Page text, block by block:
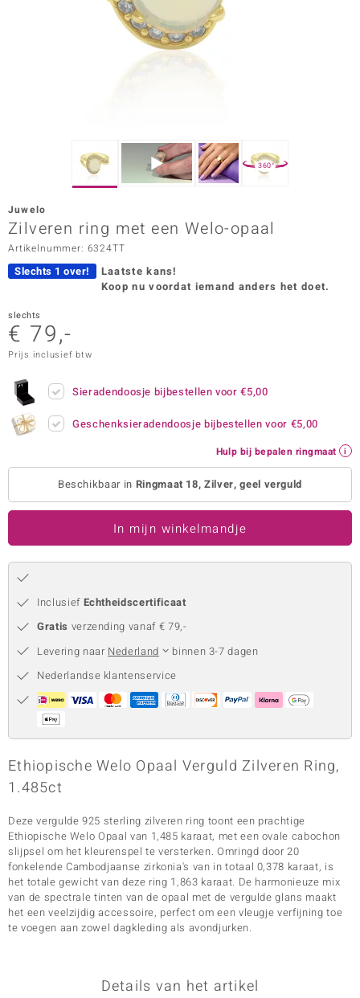
Vogue
in Italy
Paraíso
Collection
360°
Juwelo
Zilveren ring met een Welo-opaal
Artikelnummer: 6324TT
Slechts 1 over!
Laatste kans!
Koop nu voordat iemand anders het doet.
slechts
€ 79,-
Prijs inclusief btw
Sieradendoosje bijbestellen voor€5,00
Geschenksieradendoosje bijbestellen voor €5,00
Hulp bij bepalen ringmaat
Beschikbaar in Ringmaat 18, Zilver, geel verguld
In mijn winkelmandje
Inclusief Echtheidscertificaat
Gratis verzending vanaf € 79,-
Levering naar Nederland
binnen 3-7 dagen
Nederlandse klantenservice
Ethiopische Welo Opaal Verguld Zilveren Ring,
1.485ct
Deze vergulde 925 sterling zilveren ring toont een prachtige
Ethiopische Welo Opaal van 1,485 karaat, met een ovale cabochon
slijpsel om het kleurenspel te versterken. Omringd door 20
fonkelende Cambodjaanse zirkonia's van in totaal 0,378 karaat, is
het totale gewicht van deze ring 1,863 karaat. De harmonieuze mix
van de spectrale tinten van de opaal met de vergulde glans maakt
het een veelzijdig accessoire, perfect om een vleugje verfijning toe
te voegen aan zowel dagkleding als avondjurken.
Details van het artikel